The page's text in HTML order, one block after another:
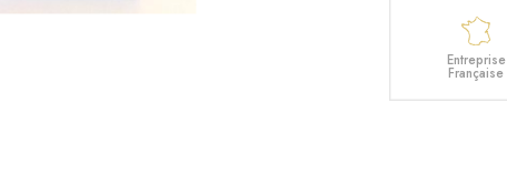
Entreprise
Française